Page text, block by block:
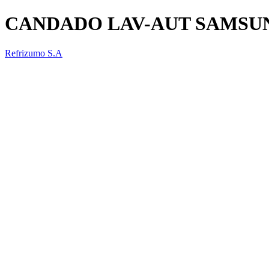
CANDADO LAV-AUT
Refrizumo S.A